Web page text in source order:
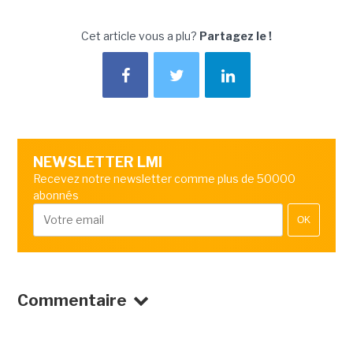
Cet article vous a plu? Partagez le !
NEWSLETTER LMI
Recevez notre newsletter comme plus de 50000
abonnés
OK
Commentaire